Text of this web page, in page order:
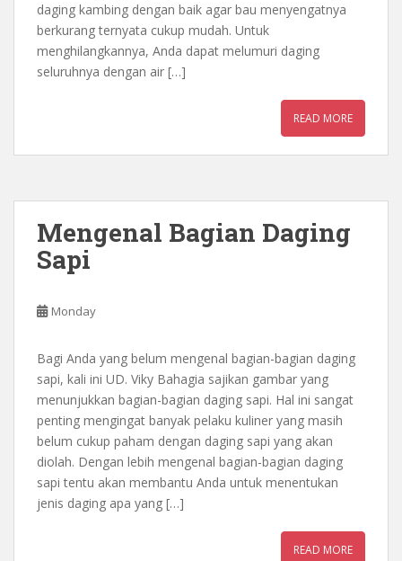
daging kambing dengan baik agar bau menyengatnya
berkurang ternyata cukup mudah. Untuk
menghilangkannya, Anda dapat melumuri daging
seluruhnya dengan air […]
READ MORE
Mengenal Bagian Daging
Sapi
Monday
Bagi Anda yang belum mengenal bagian-bagian daging
sapi, kali ini UD. Viky Bahagia sajikan gambar yang
menunjukkan bagian-bagian daging sapi. Hal ini sangat
penting mengingat banyak pelaku kuliner yang masih
belum cukup paham dengan daging sapi yang akan
diolah. Dengan lebih mengenal bagian-bagian daging
sapi tentu akan membantu Anda untuk menentukan
jenis daging apa yang […]
READ MORE